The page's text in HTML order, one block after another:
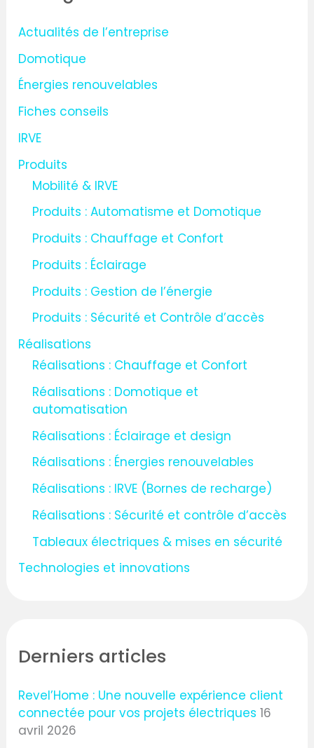
c
h
e
r
:
Actualités de l’entreprise
Domotique
Énergies renouvelables
Fiches conseils
IRVE
Produits
Mobilité & IRVE
Produits : Automatisme et Domotique
Produits : Chauffage et Confort
Produits : Éclairage
Produits : Gestion de l’énergie
Produits : Sécurité et Contrôle d’accès
Réalisations
Réalisations : Chauffage et Confort
Réalisations : Domotique et
automatisation
Réalisations : Éclairage et design
Réalisations : Énergies renouvelables
Réalisations : IRVE (Bornes de recharge)
Réalisations : Sécurité et contrôle d’accès
Tableaux électriques & mises en sécurité
Technologies et innovations
Derniers articles
Revel’Home : Une nouvelle expérience client
connectée pour vos projets électriques 16
avril 2026